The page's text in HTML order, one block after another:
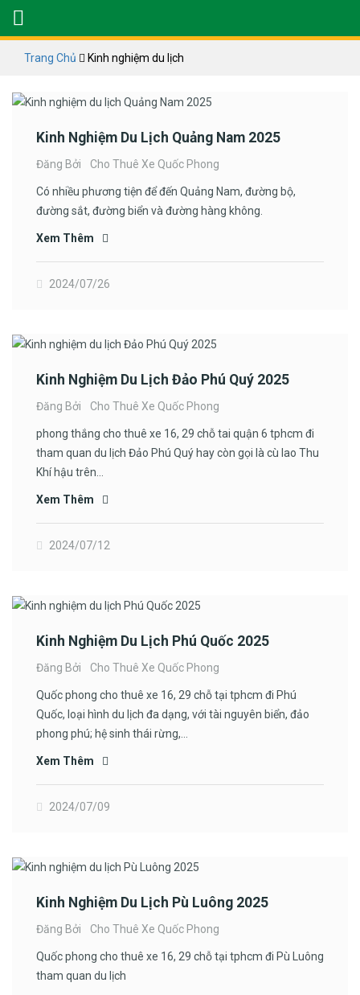
Trang Chủ Kinh nghiệm du lịch
Kinh Nghiệm Du Lịch Quảng Nam 2025
Đăng Bởi Cho Thuê Xe Quốc Phong
Có nhiều phương tiện để đến Quảng Nam, đường bộ,
đường sắt, đường biển và đường hàng không.
Xem Thêm
2024/07/26
Kinh Nghiệm Du Lịch Đảo Phú Quý 2025
Đăng Bởi Cho Thuê Xe Quốc Phong
phong thắng cho thuê xe 16, 29 chỗ tai quận 6 tphcm đi
tham quan du lịch Đảo Phú Quý hay còn gọi là cù lao Thu
Khí hậu trên…
Xem Thêm
2024/07/12
Kinh Nghiệm Du Lịch Phú Quốc 2025
Đăng Bởi Cho Thuê Xe Quốc Phong
Quốc phong cho thuê xe 16, 29 chỗ tại tphcm đi Phú
Quốc, loại hình du lịch đa dạng, với tài nguyên biển, đảo
phong phú; hệ sinh thái rừng,…
Xem Thêm
2024/07/09
Kinh Nghiệm Du Lịch Pù Luông 2025
Đăng Bởi Cho Thuê Xe Quốc Phong
Quốc phong cho thuê xe 16, 29 chỗ tại tphcm đi Pù Luông
tham quan du lịch